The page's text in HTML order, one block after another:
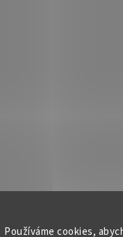
Používáme cookies,